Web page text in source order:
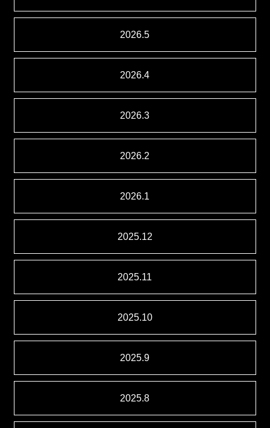
2026.5
2026.4
2026.3
2026.2
2026.1
2025.12
2025.11
2025.10
2025.9
2025.8